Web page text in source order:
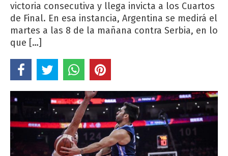
victoria consecutiva y llega invicta a los Cuartos
de Final. En esa instancia, Argentina se medirá el
martes a las 8 de la mañana contra Serbia, en lo
que […]